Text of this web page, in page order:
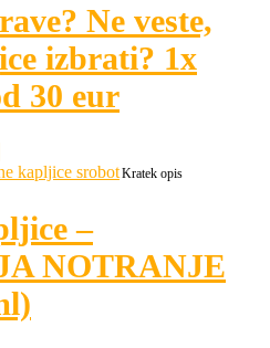
Ne veste,
izbrati? 1x
30 eur
Kratek opis
–
NOTRANJE